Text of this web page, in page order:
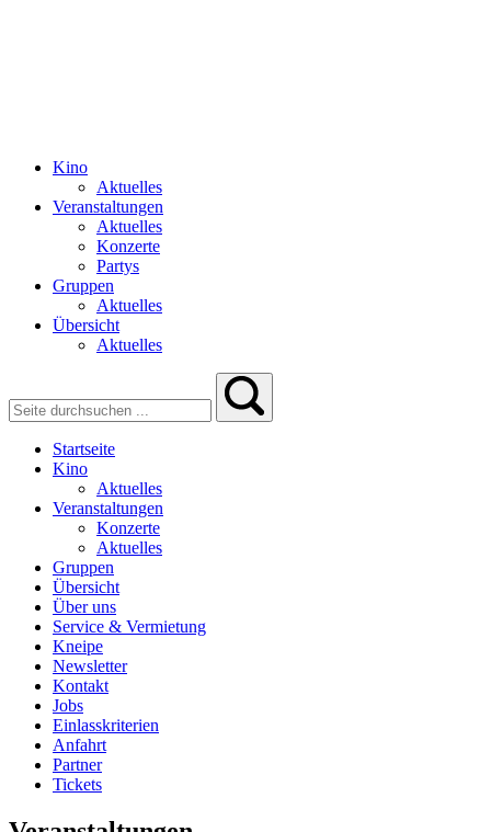
Kino
Aktuelles
Veranstaltungen
Aktuelles
Konzerte
Partys
Gruppen
Aktuelles
Übersicht
Aktuelles
Startseite
Kino
Aktuelles
Veranstaltungen
Konzerte
Aktuelles
Gruppen
Übersicht
Über uns
Service & Vermietung
Kneipe
Newsletter
Kontakt
Jobs
Einlasskriterien
Anfahrt
Partner
Tickets